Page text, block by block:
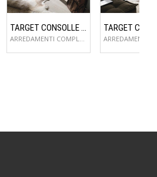
TARGET CONSOLLE OMNIA
ARREDAMENTI COMPLEMENTI D'ARREDO